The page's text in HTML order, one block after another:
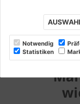
Notwendig
Statistiken